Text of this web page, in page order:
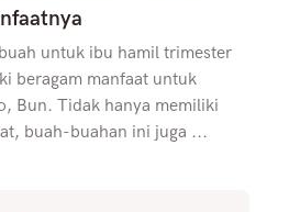
untuk ibu hamil trimester
beragam manfaat untuk
Bun. Tidak hanya memiliki
buah-buahan ini juga ...